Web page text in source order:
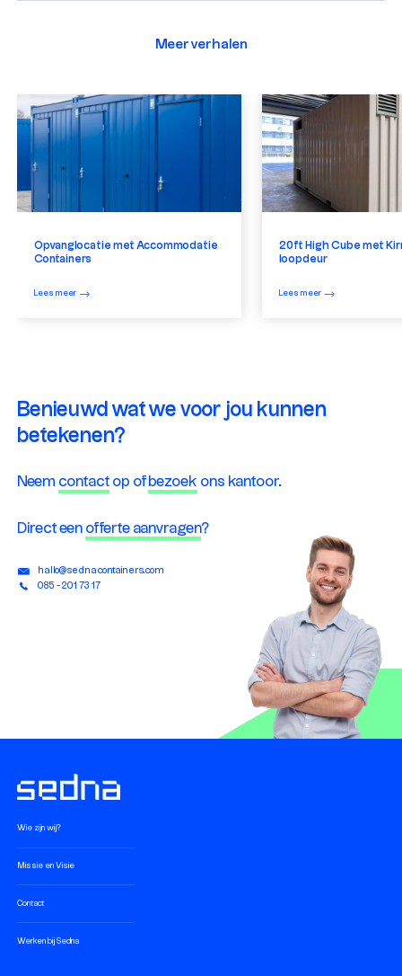
Meer verhalen
Opvanglocatie met Accommodatie
Containers
Lees meer
20ft High Cube met
loopdeur
Lees meer
Benieuwd wat we voor jou kunnen
betekenen?
Neem contact op of bezoek ons kantoor.
Direct een offerte aanvragen?
hallo@sednacontainers.com
085 - 201 73 17
Wie zijn wij?
Missie en Visie
Contact
Werken bij Sedna